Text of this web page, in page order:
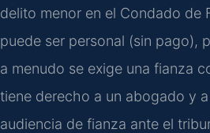
delito menor en el Condado de
puede ser personal (sin pago),
a menudo se exige una fianza
tiene derecho a un abogado y
audiencia de fianza ante el